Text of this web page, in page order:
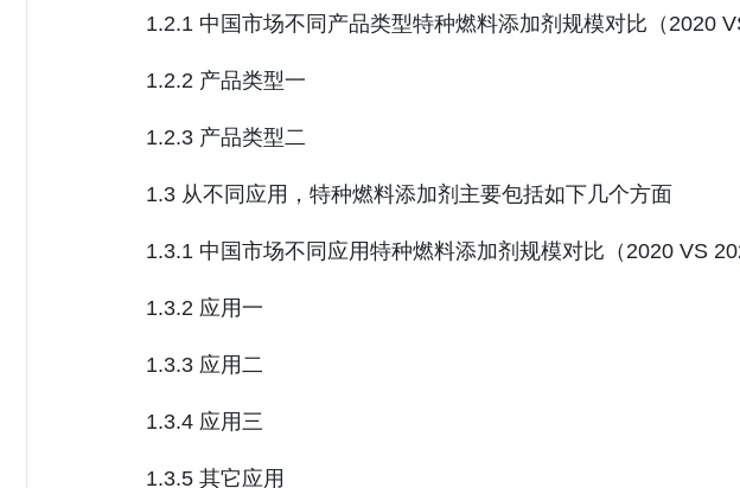
1.2.1 中国市场不同产品类型特种燃料添加剂规模对比（2020
1.2.2 产品类型一
1.2.3 产品类型二
1.3 从不同应用，特种燃料添加剂主要包括如下几个方面
1.3.1 中国市场不同应用特种燃料添加剂规模对比（2020 VS
1.3.2 应用一
1.3.3 应用二
1.3.4 应用三
1.3.5 其它应用